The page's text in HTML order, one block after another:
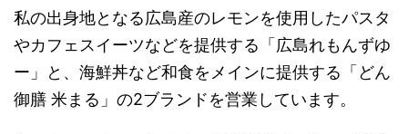
私の出身地となる広島産のレモンを使用したパスタ
やカフェスイーツなどを提供する「広島れもんずゆ
ー」と、海鮮丼など和食をメインに提供する「どん
御膳 米まる」の2ブランドを営業しています。